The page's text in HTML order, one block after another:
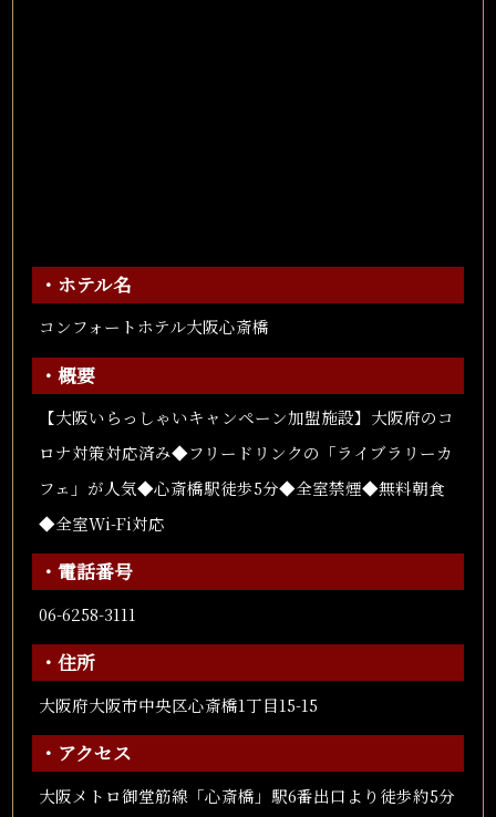
・ホテル名
コンフォートホテル大阪心斎橋
・概要
【大阪いらっしゃいキャンペーン加盟施設】大阪府のコ
ロナ対策対応済み◆フリードリンクの「ライブラリーカ
フェ」が人気◆心斎橋駅徒歩5分◆全室禁煙◆無料朝食
◆全室Wi-Fi対応
・電話番号
06-6258-3111
・住所
大阪府大阪市中央区心斎橋1丁目15-15
・アクセス
大阪メトロ御堂筋線「心斎橋」駅6番出口より徒歩約5分